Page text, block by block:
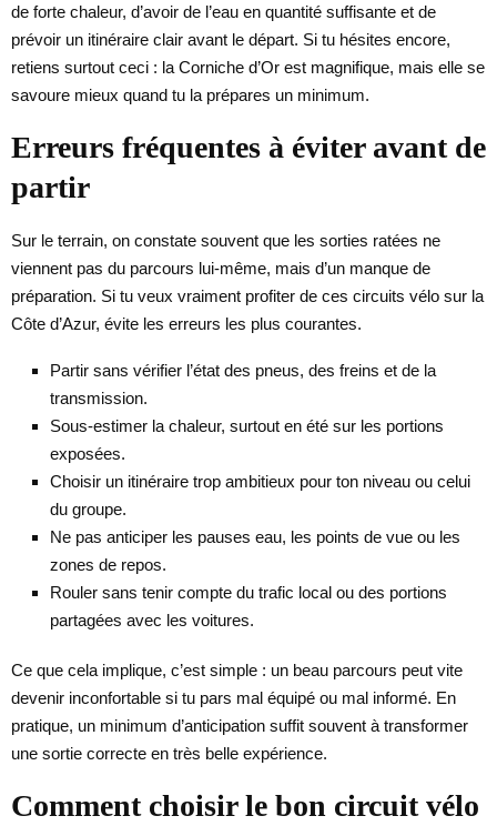
de forte chaleur, d’avoir de l’eau en quantité suffisante et de
prévoir un itinéraire clair avant le départ. Si tu hésites encore,
retiens surtout ceci : la Corniche d’Or est magnifique, mais elle se
savoure mieux quand tu la prépares un minimum.
Erreurs fréquentes à éviter avant de
partir
Sur le terrain, on constate souvent que les sorties ratées ne
viennent pas du parcours lui-même, mais d’un manque de
préparation. Si tu veux vraiment profiter de ces circuits vélo sur la
Côte d’Azur, évite les erreurs les plus courantes.
Partir sans vérifier l’état des pneus, des freins et de la
transmission.
Sous-estimer la chaleur, surtout en été sur les portions
exposées.
Choisir un itinéraire trop ambitieux pour ton niveau ou celui
du groupe.
Ne pas anticiper les pauses eau, les points de vue ou les
zones de repos.
Rouler sans tenir compte du trafic local ou des portions
partagées avec les voitures.
Ce que cela implique, c’est simple : un beau parcours peut vite
devenir inconfortable si tu pars mal équipé ou mal informé. En
pratique, un minimum d’anticipation suffit souvent à transformer
une sortie correcte en très belle expérience.
Comment choisir le bon circuit vélo